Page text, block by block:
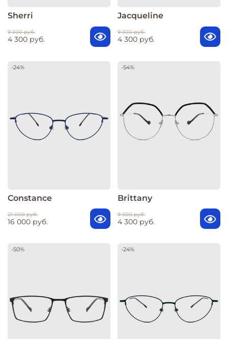
Sherri
9 300 руб.
4 300 руб.
Jacqueline
9 300 руб.
4 300 руб.
-24%
Constance
21 000 руб.
16 000 руб.
-54%
Brittany
9 300 руб.
4 300 руб.
-50% -24%